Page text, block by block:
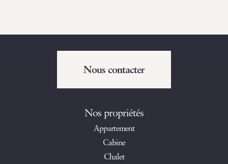
Nous contacter
Nos propriétés
Appartement
Cabine
Chalet